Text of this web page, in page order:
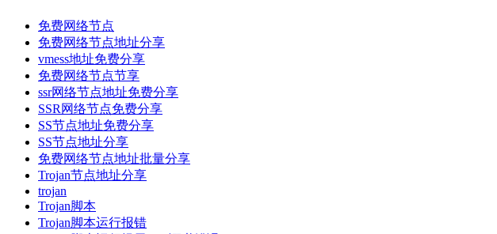
免费网络节点
免费网络节点地址分享
vmess地址免费分享
免费网络节点节享
ssr网络节点地址免费分享
SSR网络节点免费分享
SS节点地址免费分享
SS节点地址分享
免费网络节点地址批量分享
Trojan节点地址分享
trojan
Trojan脚本
Trojan脚本运行报错